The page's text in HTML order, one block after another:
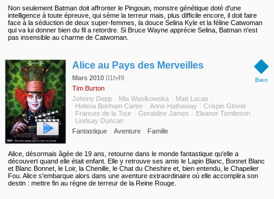
Non seulement Batman doit affronter le Pingouin, monstre génétique doté d'une
intelligence à toute épreuve, qui sème la terreur mais, plus difficile encore, il doit faire
face à la séduction de deux super-femmes, la douce Selina Kyle et la féline Catwoman
qui va lui donner bien du fil a retordre. Si Bruce Wayne apprécie Selina, Batman n'est
pas insensible au charme de Catwoman.
◆
Bien
Alice au Pays des Merveilles
Mars 2010 01h49
Tim Burton
Johnny Depp
Mia Wasikowska
Matt Lucas
Helena Bonham Carter
Anne Hathaway
Crispin Glover
Frances de la Tour
Geraldine James
Eleanor Tomlinson
Lindsay Duncan
Fantastique
Aventure Famille
Alice, désormais âgée de 19 ans, retourne dans le monde fantastique qu'elle a
découvert quand elle était enfant. Elle y retrouve ses amis le Lapin Blanc, Bonnet Blanc
et Blanc Bonnet, le Loir, la Chenille, le Chat du Cheshire et, bien entendu, le Chapelier
Fou. Alice s'embarque alors dans une aventure extraordinaire où elle accomplira son
destin : mettre fin au règne de terreur de la Reine Rouge.